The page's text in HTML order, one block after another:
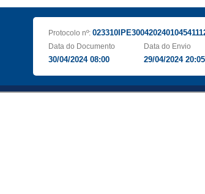
Protocolo nº:
Data do Documento
30/04/2024 08:00
Data do Envio
29/04/2024